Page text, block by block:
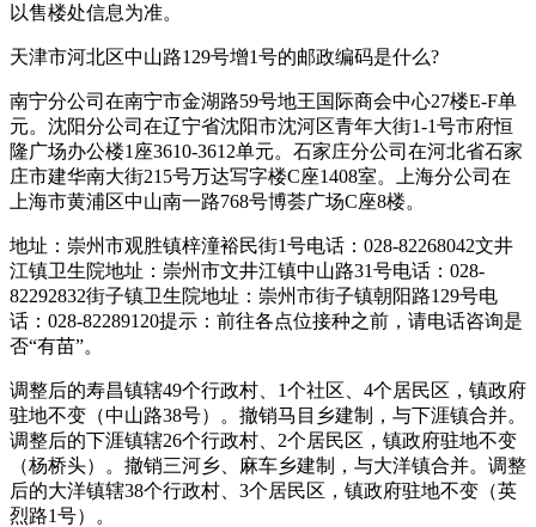
以售楼处信息为准。
天津市河北区中山路129号增1号的邮政编码是什么?
南宁分公司在南宁市金湖路59号地王国际商会中心27楼E-F单
元。沈阳分公司在辽宁省沈阳市沈河区青年大街1-1号市府恒
隆广场办公楼1座3610-3612单元。石家庄分公司在河北省石家
庄市建华南大街215号万达写字楼C座1408室。上海分公司在
上海市黄浦区中山南一路768号博荟广场C座8楼。
地址：崇州市观胜镇梓潼裕民街1号电话：028-82268042文井
江镇卫生院地址：崇州市文井江镇中山路31号电话：028-
82292832街子镇卫生院地址：崇州市街子镇朝阳路129号电
话：028-82289120提示：前往各点位接种之前，请电话咨询是
否“有苗”。
调整后的寿昌镇辖49个行政村、1个社区、4个居民区，镇政府
驻地不变（中山路38号）。撤销马目乡建制，与下涯镇合并。
调整后的下涯镇辖26个行政村、2个居民区，镇政府驻地不变
（杨桥头）。撤销三河乡、麻车乡建制，与大洋镇合并。调整
后的大洋镇辖38个行政村、3个居民区，镇政府驻地不变（英
烈路1号）。